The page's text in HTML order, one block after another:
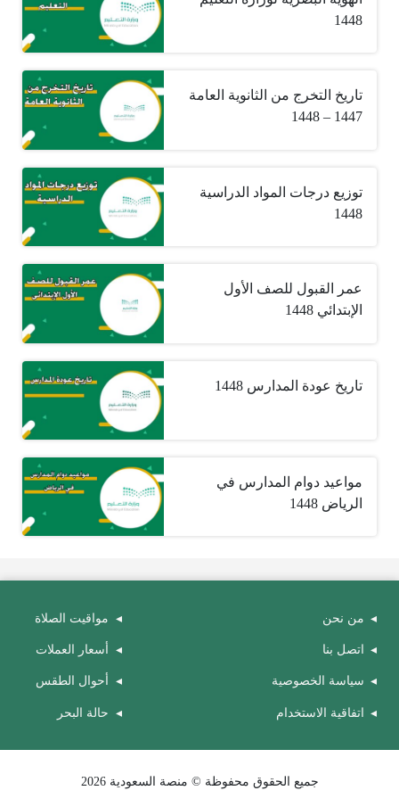
1448
تاريخ التخرج من الثانوية العامة
1447 – 1448
توزيع درجات المواد الدراسية
1448
عمر القبول للصف الأول
الإبتدائي 1448
تاريخ عودة المدارس 1448
مواعيد دوام المدارس في
الرياض 1448
من نحن
اتصل بنا
سياسة الخصوصية
اتفاقية الاستخدام
مواقيت الصلاة
أسعار العملات
أحوال الطقس
حالة البحر
جميع الحقوق محفوظة © منصة السعودية 2026